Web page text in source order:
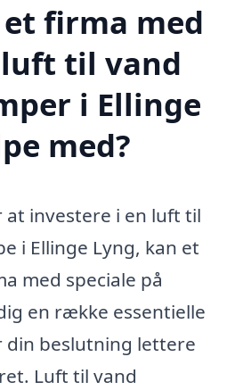
firma med
til vand
i Ellinge
med?
at investere i en luft til
i Ellinge Lyng, kan et
med speciale på
en række essentielle
din beslutning lettere
Luft til vand